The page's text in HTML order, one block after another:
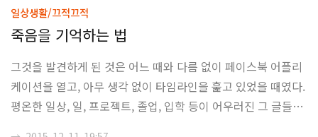
갔거나 취직 잘 된다고 경영대 들어간 사람들의 성토가 이런식
으로 나오려니 하지만, 그래도 이런 글을 적게 되는 건 사실 남
두고 싶기 때문이다. 나는 경영학을 부전공으로, 어쩌다보니 행
정학을 (아마 2학기 때 정책학으로 바꾸겠지만) 복수전공으로
뛰고 있다. 그리고, 사실 적성이 있는..
일상생활/끄적끄적
죽음을 기억하는 법
그것을 발견하게 된 것은 어느 때와 다름 없이 페이스북 어플리
케이션을 열고, 아무 생각 없이 타임라인을 훑고 있었을 때였다.
평온한 일상, 일, 프로젝트, 졸업, 입학 등이 어우러진 그 글들의